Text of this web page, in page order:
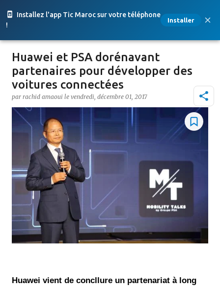
Installez l'app Tic Maroc sur votre téléphone
!
Installer
Accéder au contenu principal
Huawei et PSA dorénavant
partenaires pour développer des
voitures connectées
par rachid amaoui le vendredi, décembre 01, 2017
Huawei vient de concllure un partenariat à long